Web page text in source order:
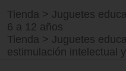
Tienda > Juguetes
6 a 12 años
Tienda > Juguetes
estimulación intelectual